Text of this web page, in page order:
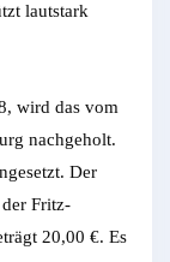
lautstark
wird das vom
nachgeholt.
Der
Fritz-
20,00 €. Es